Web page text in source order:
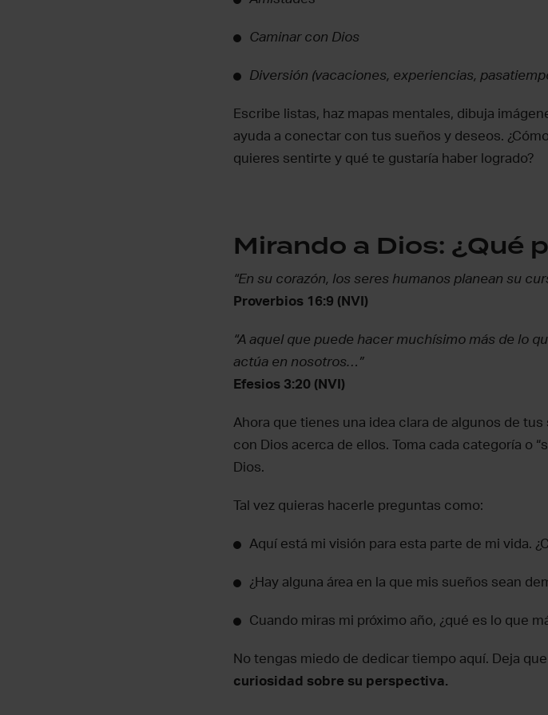
Caminar con Dios
Diversión (vacaciones, experiencias,
Escribe listas, haz mapas mentales, dibuja
ayuda a conectar con tus sueños y deseos.
quieres sentirte y qué te gustaría haber logrado?
Mirando a Dios: ¿Qué
“En su corazón, los seres humanos planean su
Proverbios 16:9 (NVI)
“A aquel que puede hacer muchísimo más de lo
actúa en nosotros…”
Efesios 3:20 (NVI)
Ahora que tienes una idea clara de algunos de
con Dios acerca de ellos. Toma cada categoría o
Dios.
Tal vez quieras hacerle preguntas como:
Aquí está mi visión para esta parte de mi vida.
¿Hay alguna área en la que mis sueños sean
Cuando miras mi próximo año, ¿qué es lo que
No tengas miedo de dedicar tiempo aquí. Deja
curiosidad sobre su perspectiva.